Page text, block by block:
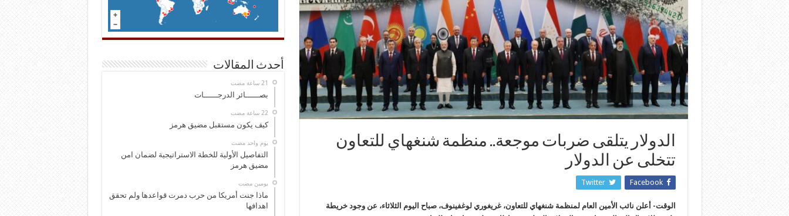
الدولار يتلقى ضربات موجعة.. منظمة شنغهاي للتعاون
تتخلى عن الدولار
Facebook
Twitter
الوقت- أعلن نائب الأمين العام لمنظمة شنغهاي للتعاون، غريغوري لوغفينوف، صباح اليوم الثلاثاء، عن وجود خريطة
أحدث المقالات
بصــــــائر الدرجــــــات
كيف يكون مستقبل مضيق هرمز
‏يوم واحد مضت
التفاصيل الأولية للخطة الاستراتيجية لضمان امن
مضيق هرمز
‏يومين مضت
ماذا جنت أمريكا من حرب دمرت قواعدها ولم تحقق
اهدافها